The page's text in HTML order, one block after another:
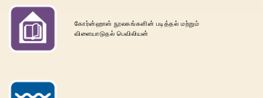
கோர்ன்ஹாஸ் நூலகங்களின் படித்தல் மற்றும்
விளையாடுதல் பெவிலியன்